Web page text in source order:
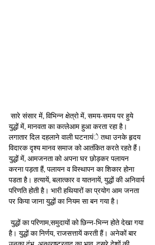
सारे संसार में, विभिन्न क्षेत्रो में, समय-समय पर हुये
युद्धों में, मानवता का कत्लेआम हुआ करता रहा है।
लगातार दिल दहलाने वाली घटनायंे तथा उनके हृदय
विदारक दृश्य मानव समाज को आतंकित करते रहते हैं।
युद्धों में, आमजनता को अपना घर छोड़कर पलायन
करना पड़ता हैं, पलायन व विस्थापन का शिकार होना
पडता है। हत्यायें, बलात्कार व यातनायें, युद्धों की अनिवार्य
परिणति होती है। भारी हथियारों का प्रयोग आम जनता
पर किया जाना युद्धों का नियम सा बन गया है।
युद्धों का परिणाम,समुदायों को छिन्न-भिन्न होते देखा गया
है। युद्धों का निर्णय, राजसत्तायें करती हैं। अनेकों बार